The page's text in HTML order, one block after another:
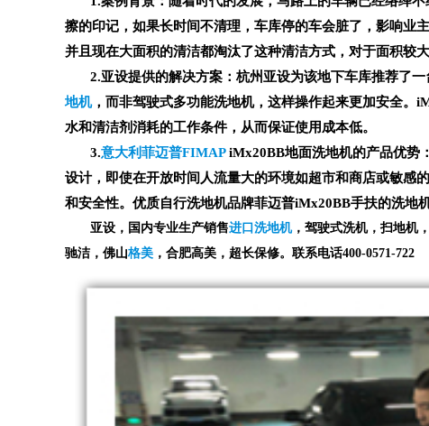
擦的印记，如果长时间不清理，车库停的车会脏了，影响业
并且现在大面积的清洁都淘汰了这种清洁方式，对于面积较
2.亚设提供的解决方案：杭州亚设为该地下车库推荐了一
地机，而非驾驶式多功能洗地机，这样操作起来更加安全。
水和清洁剂消耗的工作条件，从而保证使用成本低。
3.意大利菲迈普FIMAPiMx20BB地面洗地机的产品优势：
设计，即使在开放时间人流量大的环境如超市和商店或敏感
和安全性。优质自行洗地机品牌菲迈普iMx20BB手扶的洗地
亚设，国内专业生产销售进口洗地机，驾驶式洗机，扫地机
驰洁，佛山格美 ，合肥高美，超长保修。联系电话400-0571-722